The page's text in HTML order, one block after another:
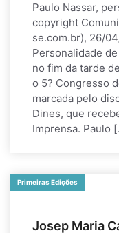
Paulo Nassar,
copyright
se.com.br), 26/
Personalidade
no fim da tarde
o 5? Congresso
marcada pelo
Dines, que
Imprensa. Paulo
Primeiras Edições
Josep Maria